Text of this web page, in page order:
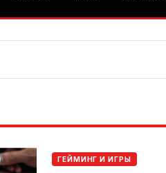
ГЕЙМИНГ И ИГРЫ